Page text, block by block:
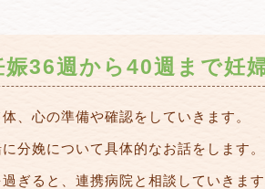
娠36週から40週まで妊
、心の準備や確認をしていきます。
分娩について具体的なお話をします。
ぎると、連携病院と相談していきま